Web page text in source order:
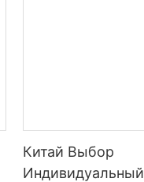
Китай Выбор
Индивидуальный